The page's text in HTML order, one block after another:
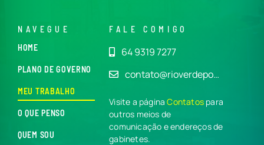
NAVEGUE
HOME
PLANO DE GOVERNO
MEU TRABALHO
O QUE PENSO
QUEM SOU
FALE COMIGO
64 9319 7277
contato@rioverdepo…
Visite a páginaContatos para
outros meios de
comunicação e endereços de
gabinetes.